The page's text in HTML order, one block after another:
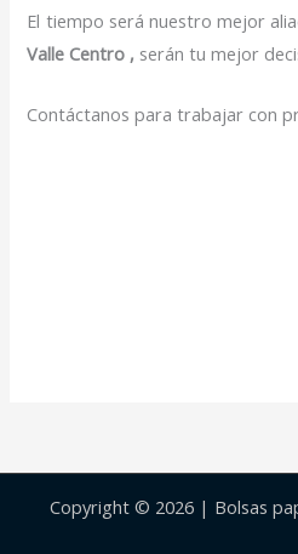
El tiempo será nuestro mejor
Valle Centro , serán tu mejor
Contáctanos para trabajar con
Copyright © 2026 | Bolsas